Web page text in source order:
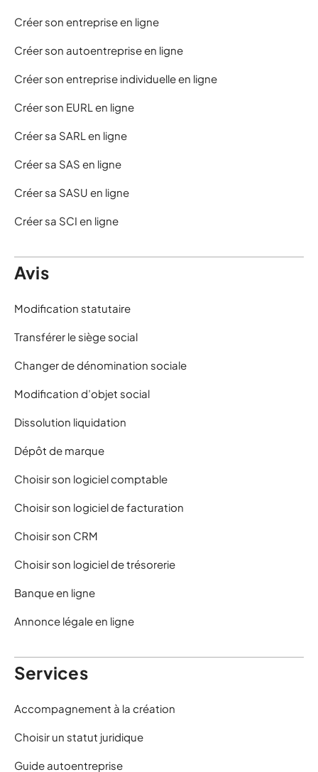
Créer son entreprise en ligne
Créer son autoentreprise en ligne
Créer son entreprise individuelle en ligne
Créer son EURL en ligne
Créer sa SARL en ligne
Créer sa SAS en ligne
Créer sa SASU en ligne
Créer sa SCI en ligne
Avis
Modification statutaire
Transférer le siège social
Changer de dénomination sociale
Modification d’objet social
Dissolution liquidation
Dépôt de marque
Choisir son logiciel comptable
Choisir son logiciel de facturation
Choisir son CRM
Choisir son logiciel de trésorerie
Banque en ligne
Annonce légale en ligne
Services
Accompagnement à la création
Choisir un statut juridique
Guide autoentreprise